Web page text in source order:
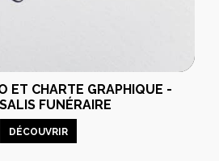
ET CHARTE GRAPHIQUE -
FUNÉRAIRE
DÉCOUVRIR